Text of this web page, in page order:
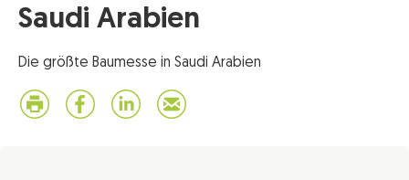
Saudi Arabien
Die größte Baumesse in Saudi Arabien